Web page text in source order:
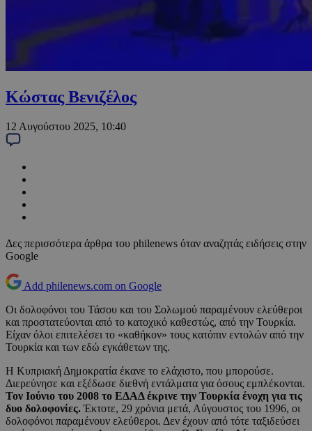
Κώστας Βενιζέλος
12 Αυγούστου 2025, 10:40
Δες περισσότερα άρθρα του philenews όταν αναζητάς ειδήσεις στην
Google
Add philenews.com on Google
Οι δολοφόνοι του Τάσου και του Σολωμού παραμένουν ελεύθεροι
και προστατεύονται από το κατοχικό καθεστώς, από την Τουρκία.
Είχαν όλοι επιτελέσει το «καθήκον» τους κατόπιν εντολών από την
Τουρκία και των εδώ εγκάθετων της.
Η Κυπριακή Δημοκρατία έκανε το ελάχιστο, που μπορούσε.
Διερεύνησε και εξέδωσε διεθνή εντάλματα για όσους εμπλέκονται.
Τον Ιούνιο του 2008 το ΕΔΑΔ έκρινε την Τουρκία ένοχη για τις
δυο δολοφονίες.Έκτοτε, 29 χρόνια μετά, Αύγουστος του 1996, οι
δολοφόνοι παραμένουν ελεύθεροι. Δεν έχουν από τότε ταξιδεύσει